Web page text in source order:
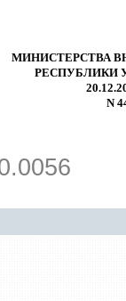
МИНИСТЕРСТВА
РЕСПУБЛИКИ
N